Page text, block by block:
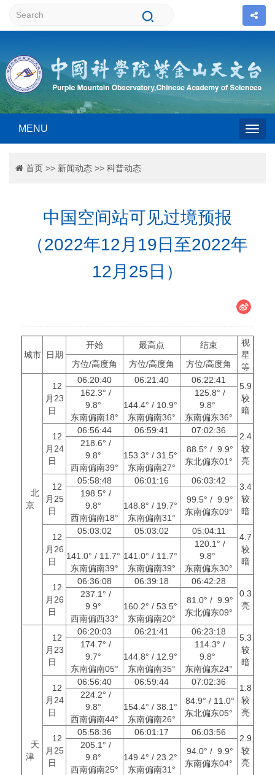
MENU
首页 >> 新闻动态 >> 科普动态
中国空间站可见过境预报
（2022年12月19日至2022年
12月25日）
城市 日期
开始 最高点 结束
视
星
等
方位/高度角 方位/高度角 方位/高度角
北
京
12
月23
日
06:20:40 06:21:40 06:22:41
5.9
较
暗
162.3° /
9.8°
东南偏南18°
144.4° / 10.9°
东南偏南36°
125.8° /
9.8°
东南偏东36°
12
月24
日
06:56:44 06:59:41 07:02:36
2.4
较
亮
218.6° /
9.8°
西南偏南39°
153.3° / 31.5°
东南偏南27°
88.5° / 9.9°
东北偏东01°
12
月25
日
05:58:48 06:01:16 06:03:42
3.4
较
暗
198.5° /
9.8°
西南偏南18°
148.8° / 19.7°
东南偏南31°
99.5° / 9.9°
东南偏东09°
12
月26
日
05:03:02 05:03:02 05:04:11
4.7
较
暗
141.0° / 11.7°
东南偏南39°
141.0° / 11.7°
东南偏南39°
120.1° /
9.8°
东南偏东30°
12
月26
日
06:36:08 06:39:18
06:42:28
0.3
亮
237.1° /
9.9°
西南偏西33°
160.2° / 53.5°
东南偏南20°
81.0° / 9.9°
东北偏东09°
天
津
12
月23
日
06:20:03 06:21:41 06:23:18
5.3
较
暗
174.7° /
9.7°
东南偏南05°
144.8° / 12.9°
东南偏南35°
114.3° /
9.8°
东南偏东24°
12
月24
日
06:56:40 06:59:44 07:02:36
1.8
较
亮
224.2° /
9.8°
西南偏南44°
154.4° / 38.1°
东南偏南26°
84.9° / 11.0°
东北偏东05°
12
月25
日
05:58:36 06:01:17 06:03:56
2.9
较
亮
205.1° /
9.8°
西南偏南25°
149.4° / 23.2°
东南偏南31°
94.0° / 9.9°
东南偏东04°